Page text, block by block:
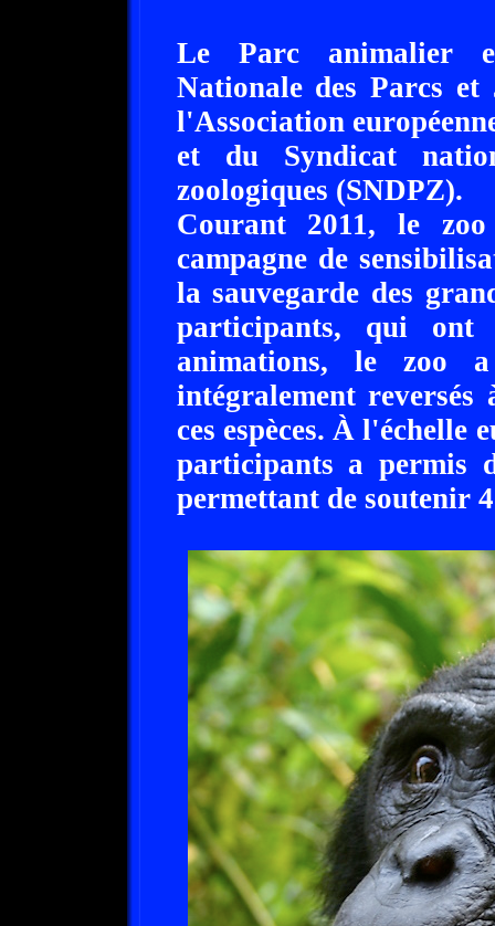
Le Parc animalier
Nationale des Parcs
l'Association
et du Syndicat
zoologiques (SNDPZ).
Courant 2011, le
campagne de
la sauvegarde des
participants, qui
animations, le zoo
intégralement reversés
ces espèces. À l'échelle
participants a permis
permettant de soutenir